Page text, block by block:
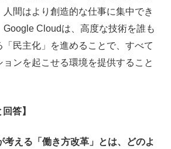
間はより創造的な仕事に集中でき
Google Cloudは、高度な技術を誰も
民主化」を進めることで、すべて
ンを起こせる環境を提供すること
答】
える「働き方改革」とは、どのよ